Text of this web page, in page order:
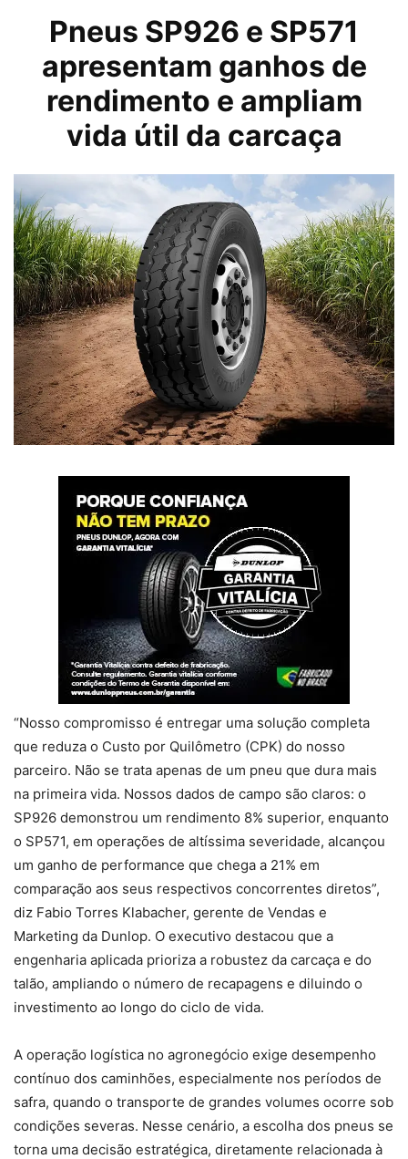
Pneus SP926 e SP571
apresentam ganhos de
rendimento e ampliam
vida útil da carcaça
“Nosso compromisso é entregar uma solução completa
que reduza o Custo por Quilômetro (CPK) do nosso
parceiro. Não se trata apenas de um pneu que dura mais
na primeira vida. Nossos dados de campo são claros: o
SP926 demonstrou um rendimento 8% superior, enquanto
o SP571, em operações de altíssima severidade, alcançou
um ganho de performance que chega a 21% em
comparação aos seus respectivos concorrentes diretos”,
diz Fabio Torres Klabacher, gerente de Vendas e
Marketing da Dunlop. O executivo destacou que a
engenharia aplicada prioriza a robustez da carcaça e do
talão, ampliando o número de recapagens e diluindo o
investimento ao longo do ciclo de vida.
A operação logística no agronegócio exige desempenho
contínuo dos caminhões, especialmente nos períodos de
safra, quando o transporte de grandes volumes ocorre sob
condições severas. Nesse cenário, a escolha dos pneus se
torna uma decisão estratégica, diretamente relacionada à